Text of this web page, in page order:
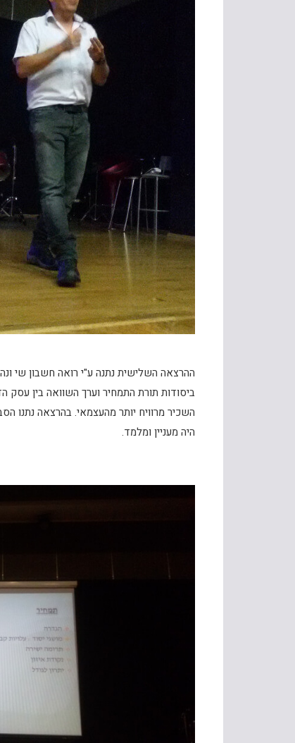
ההרצאה השלישית נתנה ע"י רואה חשבון שי
ביסודות תורת התמחיר וערך השוואה בין
השכיר מרוויח יותר מהעצמאי. בהרצאה נתנו
היה מעניין ומלמד.